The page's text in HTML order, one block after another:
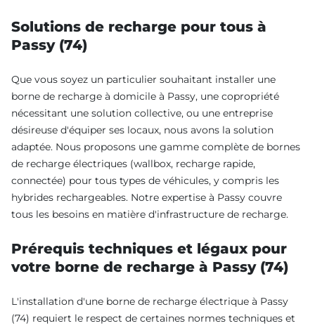
Solutions de recharge pour tous à
Passy (74)
Que vous soyez un particulier souhaitant installer une
borne de recharge à domicile à Passy, une copropriété
nécessitant une solution collective, ou une entreprise
désireuse d'équiper ses locaux, nous avons la solution
adaptée. Nous proposons une gamme complète de bornes
de recharge électriques (wallbox, recharge rapide,
connectée) pour tous types de véhicules, y compris les
hybrides rechargeables. Notre expertise à Passy couvre
tous les besoins en matière d'infrastructure de recharge.
Prérequis techniques et légaux pour
votre borne de recharge à Passy (74)
L'installation d'une borne de recharge électrique à Passy
(74) requiert le respect de certaines normes techniques et